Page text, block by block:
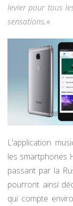
levier pour tous
sensations.«
L’application
les smartphones
passant par la
pourront ainsi
qui compte